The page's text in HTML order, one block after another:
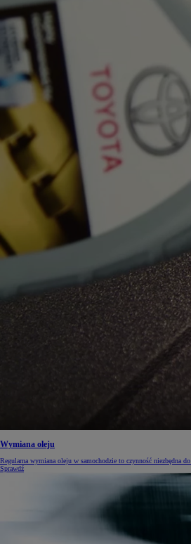
Wymiana oleju
Regularna wymiana oleju w samochodzie to czynność niezbędna
Sprawdź